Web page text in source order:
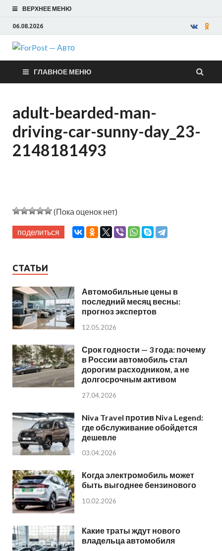
ВЕРХНЕЕ МЕНЮ
06.08.2026
ForPost —
Авто
ГЛАВНОЕ МЕНЮ
adult-bearded-man-
driving-car-sunny-day_23-
2148181493
(Пока оценок нет)
поделиться
СТАТЬИ
Автомобильные цены в
последний месяц весны:
прогноз экспертов
12.05.2026
Срок годности — 3 года: почему
в России автомобиль стал
дорогим расходником, а не
долгосрочным активом
27.04.2026
Niva Travel против Niva Legend:
где обслуживание обойдется
дешевле
03.04.2026
Когда электромобиль может
быть выгоднее бензинового
10.02.2026
Какие траты ждут нового
владельца автомобиля